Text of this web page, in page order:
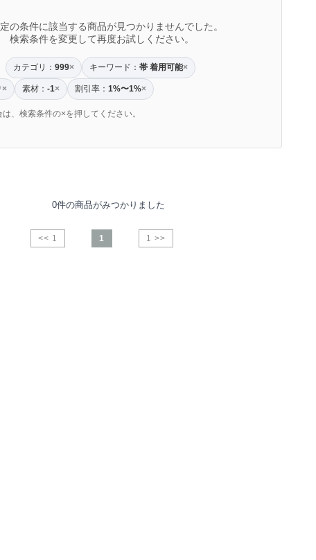
の条件に該当する商品が見つかりませんでした。
検索条件を変更して再度お試しください。
カテゴリ： 999× キーワード： 帯 着用可能×
× 素材： -1× 割引率： 1%〜1%×
、検索条件の×を押してください。
0件の商品がみつかりました
<< 1 1 1 >>